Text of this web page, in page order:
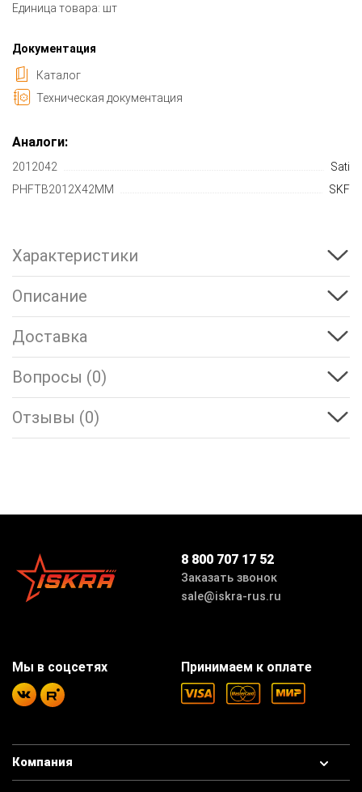
Единица товара: шт
Документация
Каталог
Техническая документация
Аналоги:
2012042
Sati
PHFTB2012X42MM
SKF
Характеристики
Описание
Доставка
Вопросы (0)
Отзывы (0)
8 800 707 17 52
Заказать звонок
sale@iskra-rus.ru
Компания
Принимаем к оплате
Мы в соцсетях